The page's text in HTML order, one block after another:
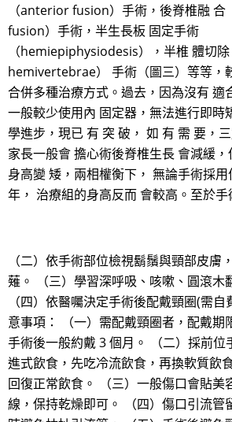
（anterior fusion）手術，後脊椎融
fusion）手術，半生長板 固定手術
（hemiepiphysiodesis），半椎 體切
hemivertebrae） 手術（圖三）等等，
合併多種治療方式。過去，因為沒有 適
一般較少使用內 固定器，無法進行即時
學進步，現已 有 突 破， 如 有 需 要，
家長一般會 擔心術後脊椎生長 會減緩
身高變 矮，兩相權衡下， 無論手術採
年， 治療組的身高反而 會較高。至於手
（二）依手術部位檢視鬍鬚與頸部皮膚
薙。 （三）學習深呼吸、咳嗽、圓滾木
（四）依醫囑決定手術後配戴頸圈(需
意事項： （一）需配戴頸圈者，配戴期
手術後一般約戴 3 個月。 （二）採前位
進式飲食，先吃冷流飲食，再換軟質飲
回復正常飲食。 （三）一般傷口會貼美
線，保持乾燥即可。 （四）傷口引流管